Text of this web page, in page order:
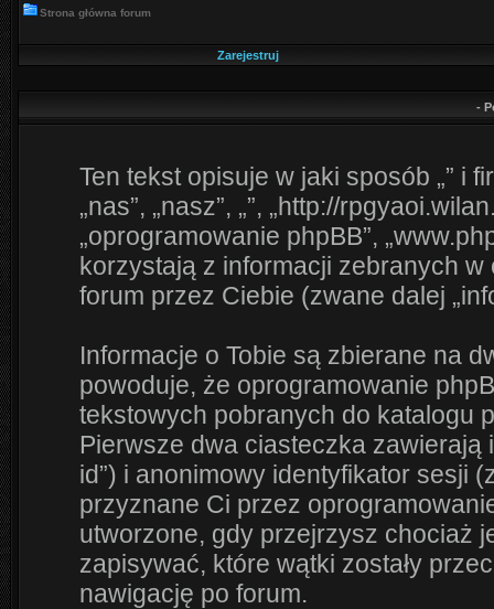
Strona główna forum
Zarejestruj
-
Ten tekst opisuje w jaki sposób „” i
„nas”, „nasz”, „”, „http://
„oprogramowanie phpBB”,
korzystają z informacji zebranych
forum przez Ciebie (zwane dalej
Informacje o Tobie są zbierane na
powoduje, że oprogramowanie
tekstowych pobranych do katalogu
Pierwsze dwa ciasteczka
id”) i anonimowy identyfikator sesji
przyznane Ci przez
utworzone, gdy przejrzysz chociaż
zapisywać, które wątki zostały
nawigację po forum.